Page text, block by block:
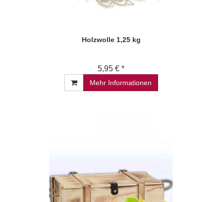
Holzwolle 1,25 kg
5,95 € *
Mehr Informationen